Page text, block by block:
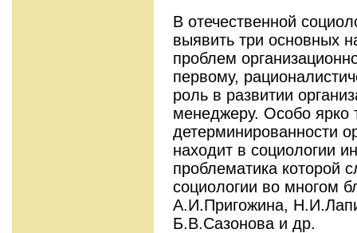
В отечественной
выявить три основных
проблем
первому,
роль в развитии
менеджеру. Особо ярко
детерминированности
находит в социологии
проблематика которой
социологии во многом
А.И.Пригожина,
Б.В.Сазонова и др.